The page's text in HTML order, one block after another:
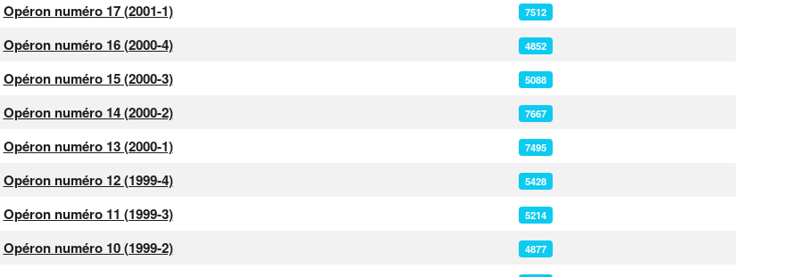
Opéron numéro 17 (2001-1) 7512
Opéron numéro 16 (2000-4) 4852
Opéron numéro 15 (2000-3) 5088
Opéron numéro 14 (2000-2) 7667
Opéron numéro 13 (2000-1) 7495
Opéron numéro 12 (1999-4) 5428
Opéron numéro 11 (1999-3) 5214
Opéron numéro 10 (1999-2) 4877